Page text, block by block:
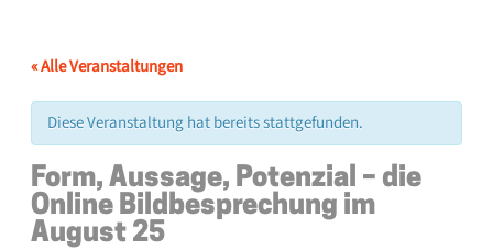
« Alle Veranstaltungen
Diese Veranstaltung hat bereits stattgefunden.
Form, Aussage, Potenzial – die
Online Bildbesprechung im
August 25